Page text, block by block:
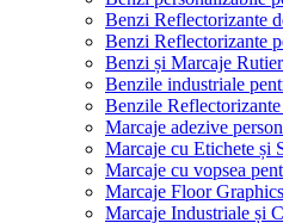
Benzi Reflectorizante
Benzi Reflectorizante
Benzi și Marcaje
Benzile industriale
Benzile
Marcaje adezive
Marcaje cu Etichete și
Marcaje cu vopsea
Marcaje Floor
Marcaje Industriale și